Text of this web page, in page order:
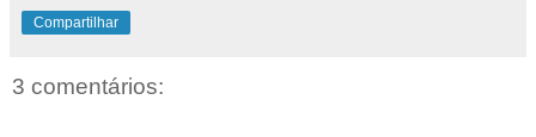
Compartilhar
3 comentários: